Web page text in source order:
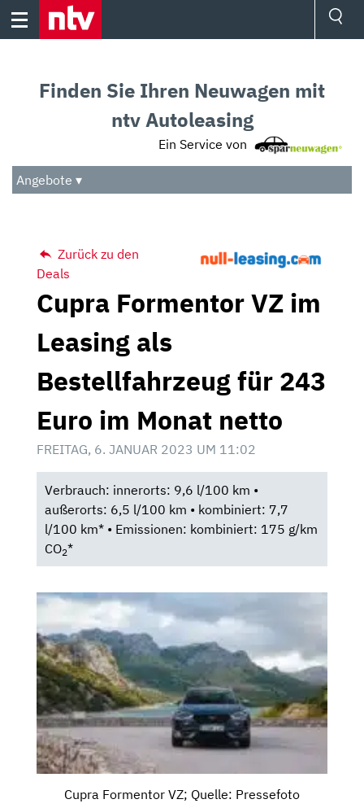
Skip
Audio
Das Beste
Finden Sie Ihren Neuwagen mit
ntv Autoleasing
Ein Service von
Angebote ▾
Zurück zu den
Deals
Cupra Formentor VZ im
Leasing als
Bestellfahrzeug für 243
Euro im Monat netto
FREITAG, 6. JANUAR 2023 UM 11:02
Verbrauch: innerorts: 9,6 l/100 km •
außerorts: 6,5 l/100 km • kombiniert: 7,7
l/100 km* • Emissionen: kombiniert: 175 g/km
CO2*
Cupra Formentor VZ; Quelle: Pressefoto